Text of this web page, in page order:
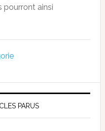
pourront ainsi
PARUS